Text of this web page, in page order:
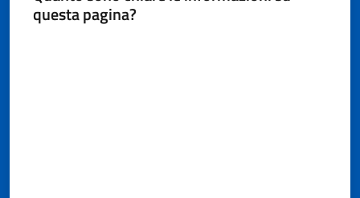
questa pagina?